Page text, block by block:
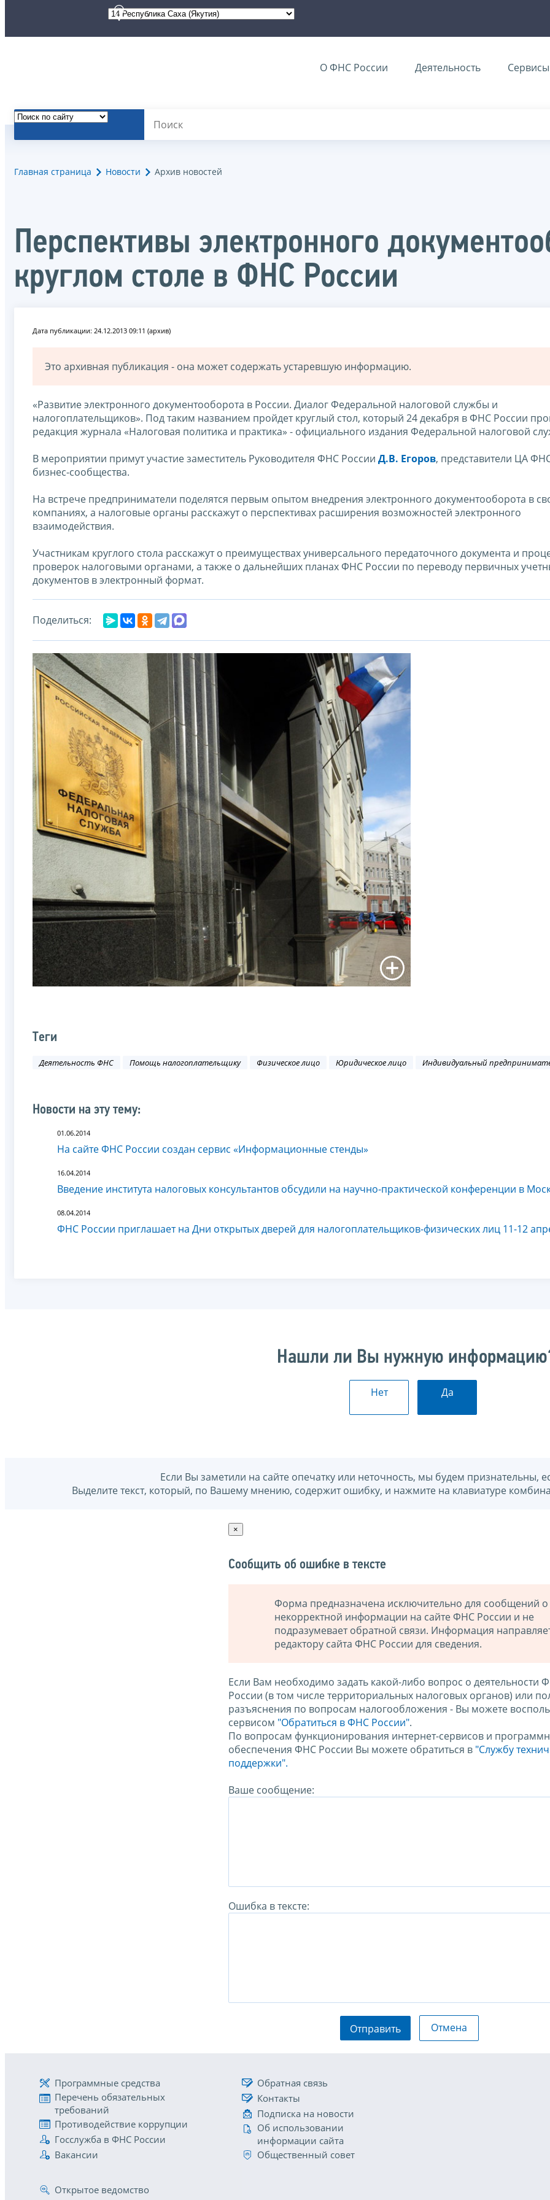
О ФНС России Деятельность Сервисы
Главная страница Новости Архив новостей
Перспективы электронного
круглом столе в ФНС России
Дата публикации: 24.12.2013 09:11 (архив)
Это архивная публикация - она может содержать устаревшую информацию.
«Развитие электронного документооборота в России. Диалог Федеральной налоговой службы и
налогоплательщиков». Под таким названием пройдет круглый стол, который 24 декабря в ФНС России
редакция журнала «Налоговая политика и практика» - официального издания Федеральной налоговой
В мероприятии примут участие заместитель Руководителя ФНС России Д.В. Егоров, представители ЦА
бизнес-сообщества.
На встрече предприниматели поделятся первым опытом внедрения электронного документооборота в
компаниях, а налоговые органы расскажут о перспективах расширения возможностей электронного
взаимодействия.
Участникам круглого стола расскажут о преимуществах универсального передаточного документа и
проверок налоговыми органами, а также о дальнейших планах ФНС России по переводу первичных
документов в электронный формат.
Поделиться:
Теги
Деятельность ФНС Помощь налогоплательщику Физическое лицо Юридическое лицо Индивидуальный
Новости на эту тему:
01.06.2014
На сайте ФНС России создан сервис «Информационные стенды»
16.04.2014
Введение института налоговых консультантов обсудили на научно-практической конференции в
08.04.2014
ФНС России приглашает на Дни открытых дверей для налогоплательщиков-физических лиц 11-12
Нашли ли Вы нужную
Нет Да
Если Вы заметили на сайте опечатку или неточность, мы будем признательны,
Выделите текст, который, по Вашему мнению, содержит ошибку, и нажмите на клавиатуре
×
Сообщить об ошибке в тексте
Форма предназначена исключительно для сообщений о
некорректной информации на сайте ФНС России и не
подразумевает обратной связи. Информация
редактору сайта ФНС России для сведения.
Если Вам необходимо задать какой-либо вопрос о деятельности
России (в том числе территориальных налоговых органов) или
разъяснения по вопросам налогообложения - Вы можете
сервисом "Обратиться в ФНС России".
По вопросам функционирования интернет-сервисов и
обеспечения ФНС России Вы можете обратиться в "Службу
поддержки".
Ваше сообщение:
Ошибка в тексте:
Отправить Отмена
Программные средства
Перечень обязательных
требований
Противодействие коррупции
Госслужба в ФНС России
Вакансии
Обратная связь
Контакты
Подписка на новости
Об использовании
информации сайта
Общественный совет
Открытое ведомство